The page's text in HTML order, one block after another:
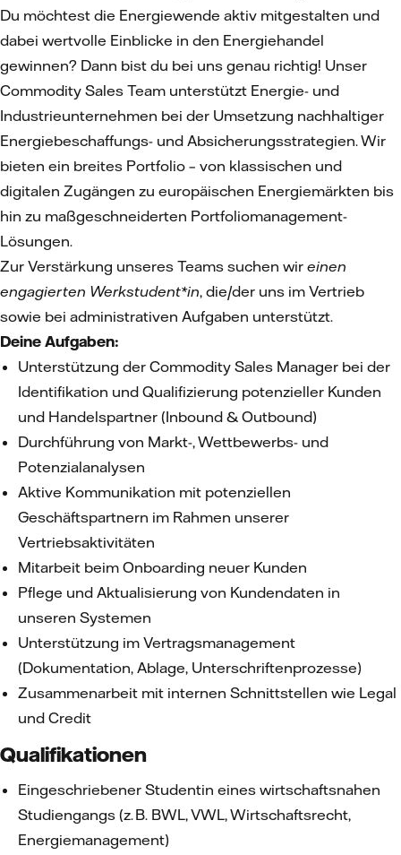
Du möchtest die Energiewende aktiv mitgestalten und
dabei wertvolle Einblicke in den Energiehandel
gewinnen? Dann bist du bei uns genau richtig! Unser
Commodity Sales Team unterstützt Energie- und
Industrieunternehmen bei der Umsetzung nachhaltiger
Energiebeschaffungs- und Absicherungsstrategien. Wir
bieten ein breites Portfolio – von klassischen und
digitalen Zugängen zu europäischen Energiemärkten bis
hin zu maßgeschneiderten Portfoliomanagement-
Lösungen.
Zur Verstärkung unseres Teams suchen wir einen
engagierten Werkstudent*in, die/der uns im Vertrieb
sowie bei administrativen Aufgaben unterstützt.
Deine Aufgaben:
Unterstützung der Commodity Sales Manager bei der
Identifikation und Qualifizierung potenzieller Kunden
und Handelspartner (Inbound & Outbound)
Durchführung von Markt-, Wettbewerbs- und
Potenzialanalysen
Aktive Kommunikation mit potenziellen
Geschäftspartnern im Rahmen unserer
Vertriebsaktivitäten
Mitarbeit beim Onboarding neuer Kunden
Pflege und Aktualisierung von Kundendaten in
unseren Systemen
Unterstützung im Vertragsmanagement
(Dokumentation, Ablage, Unterschriftenprozesse)
Zusammenarbeit mit internen Schnittstellen wie Legal
und Credit
Qualifikationen
Eingeschriebener Studentin eines wirtschaftsnahen
Studiengangs (z. B. BWL, VWL, Wirtschaftsrecht,
Energiemanagement)